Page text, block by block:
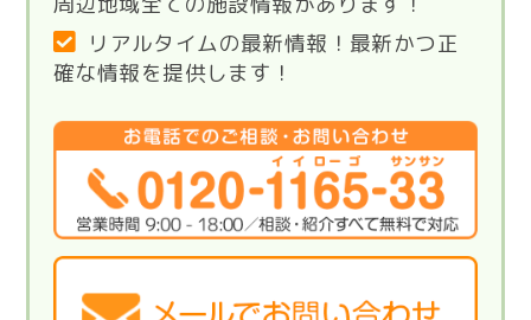
リアルタイムの最新情報！最新かつ正
確な情報を提供します！